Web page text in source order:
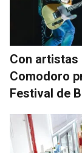
Con artistas
Comodoro
Festival de